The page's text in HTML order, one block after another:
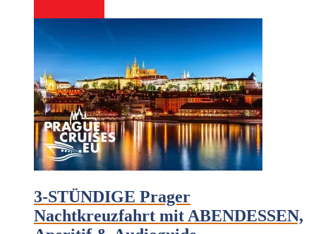
3-STÜNDIGE Prager
Nachtkreuzfahrt mit ABENDESSEN,